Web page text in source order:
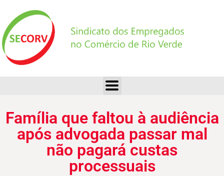
Família que faltou à audiência
após advogada passar mal
não pagará custas
processuais